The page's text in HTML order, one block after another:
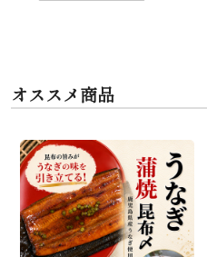
オススメ商品